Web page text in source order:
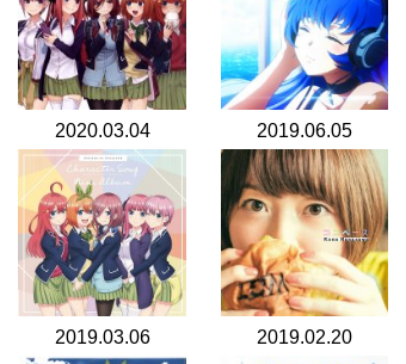
2020.03.04 2019.06.05
2019.03.06 2019.02.20